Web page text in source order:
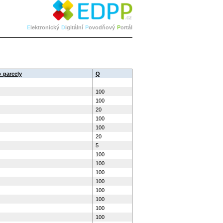
Elektronický Digitální Povodňový Portál
parcely Q
100
100
20
100
100
20
5
100
100
100
100
100
100
100
100